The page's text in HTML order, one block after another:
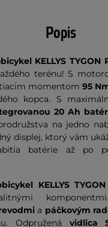
Popis
KELLYS TYGON
terénu! S
momentom 95
kopca. S
20 Ah
na jedno
displej, ktorý vám
batérie až po
KELLYS
a páčkovým
Odpružená vidlica